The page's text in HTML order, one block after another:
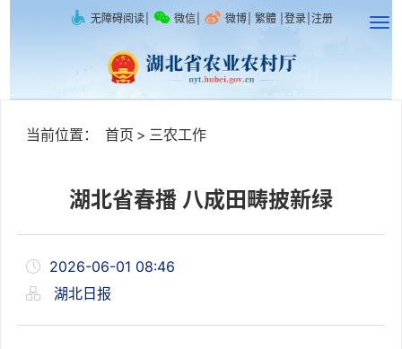
无障碍阅读 微信 微博 繁體 登录 注册
当前位置： 首页 > 三农工作
湖北省春播 八成田畴披新绿
2026-06-01 08:46
湖北日报